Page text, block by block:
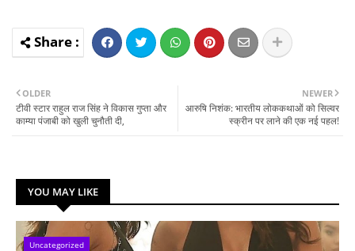
NEWER
आरुषि निशंक: भारतीय लोककथाओं को सिल्वर
स्क्रीन पर लाने की एक नई पहल!
OLDER
टीवी स्टार राहुल राज सिंह ने विकास गुप्ता और
काम्या पंजाबी को खुली चुनौती दी,
YOU MAY LIKE
Uncategorized